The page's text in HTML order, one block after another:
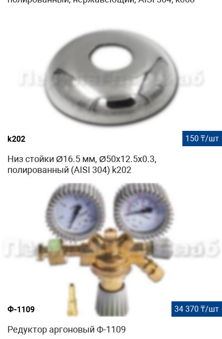
k202 150 ₸/шт
Низ стойки Ø16.5 мм, Ø50х12.5х0.3,
полированный (AISI 304) k202
Ф-1109 34 370 ₸/шт
Редуктор аргоновый Ф-1109